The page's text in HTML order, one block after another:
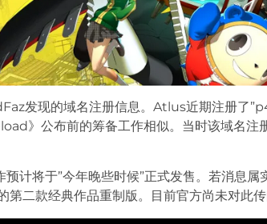
发现的域名注册信息。Atlus近期注册了
》公布前的筹备工作相似。当时该域名注
计将于”今年晚些时候”正式发售。若消息属
二款经典作品重制版。目前官方尚未对此传